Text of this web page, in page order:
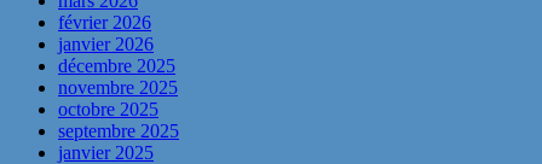
février 2026
janvier 2026
décembre 2025
novembre 2025
octobre 2025
septembre 2025
janvier 2025